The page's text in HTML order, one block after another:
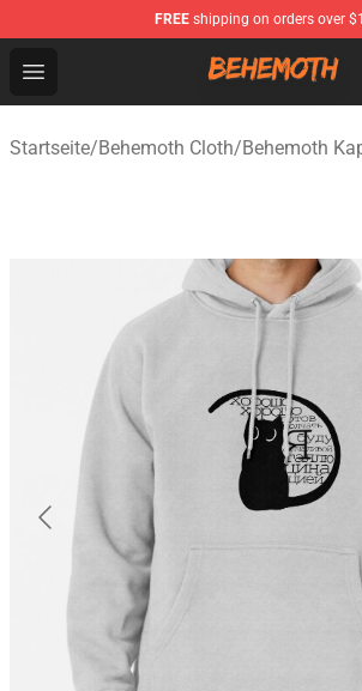
FREE shipping on orders over
Open menu
Behemoth Store - Official Behemoth
Startseite/Behemoth Cloth/Behemoth